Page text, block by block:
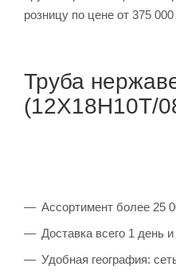
Труба
(12Х18Н10Т/
Ассортимент более 25
Доставка всего 1 день
Удобная география: